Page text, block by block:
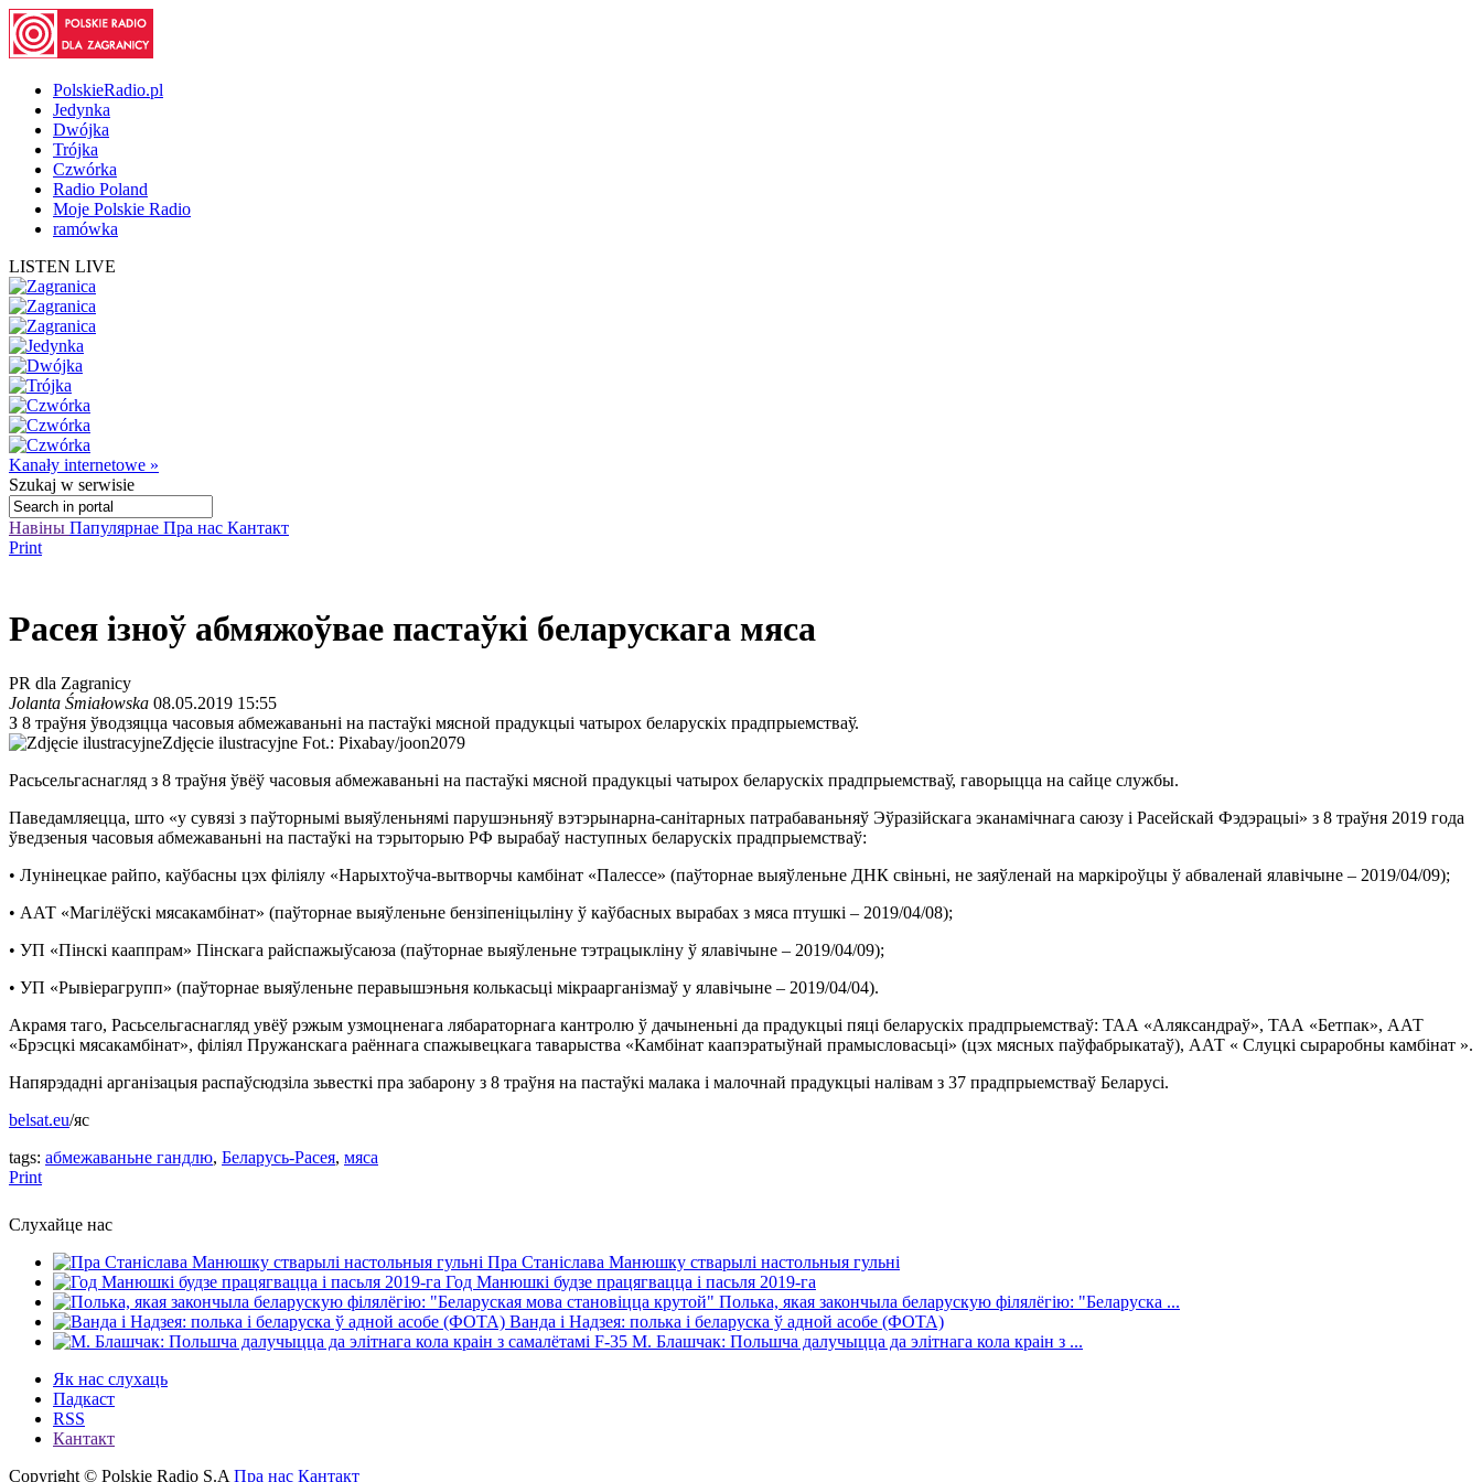
PolskieRadio.pl
Jedynka
Dwójka
Trójka
Czwórka
Radio Poland
Moje Polskie Radio
ramówka
LISTEN LIVE
Kanały internetowe »
Szukaj w serwisie
Навіны Папулярнае Пра нас Кантакт
Print
Расея ізноў абмяжоўвае пастаўкі беларускага мяса
PR dla Zagranicy
Jolanta Śmiałowska 08.05.2019 15:55
З 8 траўня ўводзяцца часовыя абмежаваньні на пастаўкі мясной прадукцыі чатырох беларускіх прадпрыемстваў.
Zdjęcie ilustracyjne Fot.: Pixabay/joon2079
Расьсельгаснагляд з 8 траўня ўвёў часовыя абмежаваньні на пастаўкі мясной прадукцыі чатырох беларускіх прадпрыемстваў, гаворыцца на сайце службы.
Паведамляецца, што «у сувязі з паўторнымі выяўленьнямі парушэньняў вэтэрынарна-санітарных патрабаваньняў Эўразійскага эканамічнага саюзу і Расейскай Фэдэрацыі» з 8 траўня 2019 года
ўведзеныя часовыя абмежаваньні на пастаўкі на тэрыторыю РФ вырабаў наступных беларускіх прадпрыемстваў:
• Лунінецкае райпо, каўбасны цэх філіялу «Нарыхтоўча-вытворчы камбінат «Палессе» (паўторнае выяўленьне ДНК свіньні, не заяўленай на маркіроўцы ў абваленай ялавічыне – 2019/04/09);
• ААТ «Магілёўскі мясакамбінат» (паўторнае выяўленьне бензіпеніцыліну ў каўбасных вырабах з мяса птушкі – 2019/04/08);
• УП «Пінскі кааппрам» Пінскага райспажыўсаюза (паўторнае выяўленьне тэтрацыкліну ў ялавічыне – 2019/04/09);
• УП «Рывіерагрупп» (паўторнае выяўленьне перавышэньня колькасьці мікраарганізмаў у ялавічыне – 2019/04/04).
Акрамя таго, Расьсельгаснагляд увёў рэжым узмоцненага лябараторнага кантролю ў дачыненьні да прадукцыі пяці беларускіх прадпрыемстваў: ТАА «Аляксандраў», ТАА «Бетпак», ААТ
«Брэсцкі мясакамбінат», філіял Пружанскага раённага спажывецкага таварыства «Камбінат каапэратыўнай прамысловасьці» (цэх мясных паўфабрыкатаў), ААТ « Слуцкі сыраробны камбінат ».
Напярэдадні арганізацыя распаўсюдзіла зьвесткі пра забарону з 8 траўня на пастаўкі малака і малочнай прадукцыі налівам з 37 прадпрыемстваў Беларусі.
belsat.eu/яс
tags: абмежаваньне гандлю, Беларусь-Расея, мяса
Print
Слухайце нас
Пра Станіслава Манюшку стварылі настольныя гульні
Год Манюшкі будзе працягвацца і пасьля 2019-га
Полька, якая закончыла беларускую філялёгію: "Беларуска ...
Ванда і Надзея: полька і беларуска ў адной асобе (ФОТА)
М. Блашчак: Польшча далучыцца да элітнага кола краін з ...
Як нас слухаць
Падкаст
RSS
Кантакт
Copyright © Polskie Radio S.A Пра нас Кантакт